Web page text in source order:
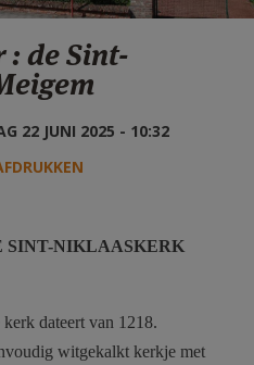
de Sint-
22 JUNI 2025 - 10:32
SINT-NIKLAASKERK
dateert van 1218.
witgekalkt kerkje met